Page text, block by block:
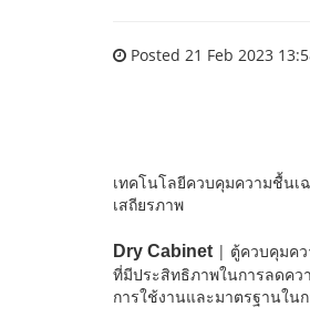
Posted 21 Feb 2023
เทคโนโลยีควบคุมความชื้นเ
เสถียรภาพ
Dry Cabinet | ตู้ควบคุมคว
ที่มีประสิทธิภาพในการลดคว
การใช้งานและมาตรฐานใน